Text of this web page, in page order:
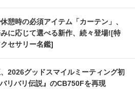
憩時の必須アイテム「カーテン」、
に応じて選べる新作、続々登場![特
セサリー名鑑]
2026グッドスマイルミーティング初
リバリ伝説』のCB750Fを再現